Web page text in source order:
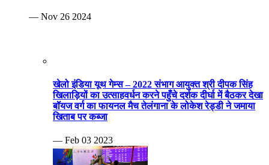
— Nov 26 2024
खेलो इंडिया यूथ गेम्स – 2022 संभाग आयुक्त श्री दीपक सिंह
खिलाड़ियों का उत्साहवर्धन करने पहुँचे दर्शक दीर्घा में बैठकर देखा
बॉयज वर्ग का फायनल मैच तेलंगाना के लोकेश रेड्डी ने जमाया
खिताब पर कब्जा
— Feb 03 2023